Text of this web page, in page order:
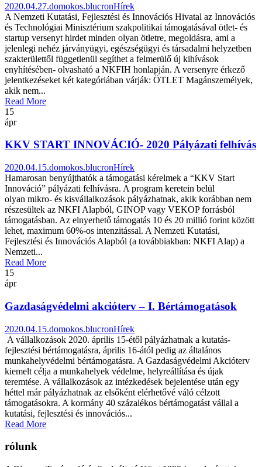
2020.04.27.domokos.blucronHírek
A Nemzeti Kutatási, Fejlesztési és Innovációs Hivatal az Innovációs
és Technológiai Minisztérium szakpolitikai támogatásával ötlet- és
startup versenyt hirdet minden olyan ötletre, megoldásra, ami a
jelenlegi nehéz járványügyi, egészségügyi és társadalmi helyzetben
szakterülettől függetlenül segíthet a felmerülő új kihívások
enyhítésében- olvasható a NKFIH honlapján. A versenyre érkező
jelentkezéseket két kategóriában várják: ÖTLET Magánszemélyek,
akik nem...
Read More
15
ápr
KKV START INNOVÁCIÓ- 2020 Pályázati felhívás
2020.04.15.domokos.blucronHírek
Hamarosan benyújthatók a támogatási kérelmek a “KKV Start
Innováció” pályázati felhívásra. A program keretein belül
olyan mikro- és kisvállalkozások pályázhatnak, akik korábban nem
részesültek az NKFI Alapból, GINOP vagy VEKOP forrásból
támogatásban. Az elnyerhető támogatás 10 és 20 millió forint között
lehet, maximum 60%-os intenzitással. A Nemzeti Kutatási,
Fejlesztési és Innovációs Alapból (a továbbiakban: NKFI Alap) a
Nemzeti...
Read More
15
ápr
Gazdaságvédelmi akcióterv – I. Bértámogatások
2020.04.15.domokos.blucronHírek
A vállalkozások 2020. április 15-étől pályázhatnak a kutatás-
fejlesztési bértámogatásra, április 16-ától pedig az általános
munkahelyvédelmi bértámogatásra. A Gazdaságvédelmi Akcióterv
kiemelt célja a munkahelyek védelme, helyreállítása és újak
teremtése. A vállalkozások az intézkedések bejelentése után egy
héttel már pályázhatnak az elsőként elérhetővé váló célzott
támogatásokra. A kormány 40 százalékos bértámogatást vállal a
kutatási, fejlesztési és innovációs...
Read More
rólunk